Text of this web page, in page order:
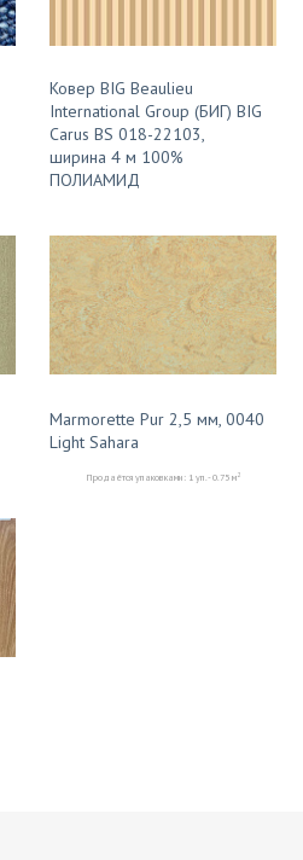
Ковер BIG Beaulieu
International Group (БИГ) BIG
Carus BS 018-22103,
ширина 4 м 100%
ПОЛИАМИД
Marmorette Pur 2,5 мм, 0040
Light Sahara
Продаётся упаковками: 1 уп. - 0.75 м2